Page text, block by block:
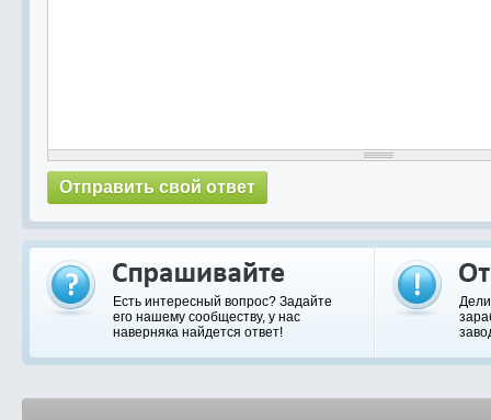
Есть интересный вопрос? Задайте
его нашему сообществу, у нас
наверняка найдется ответ!